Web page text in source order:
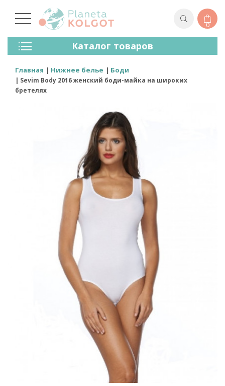
0
Каталог товаров
Колготки
Чулки
Лосины (леггинсы)
Носки И Гольфы
Главная Нижнее белье Боди
Sevim Body 2016 женский боди-майка на широких
бретелях